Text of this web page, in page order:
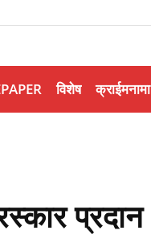
विशेष क्राईमनामा
प्रदान